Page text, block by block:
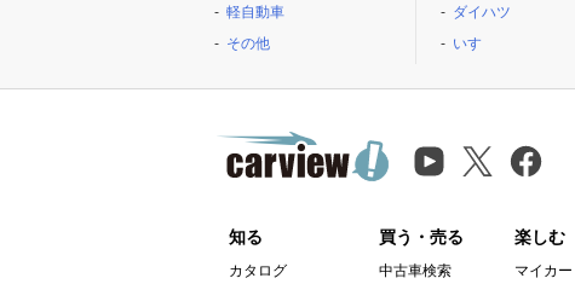
軽自動車
その他
ダイハツ
いすゞ
知る
カタログ
買う・売る
中古車検索
楽しむ
マイカー